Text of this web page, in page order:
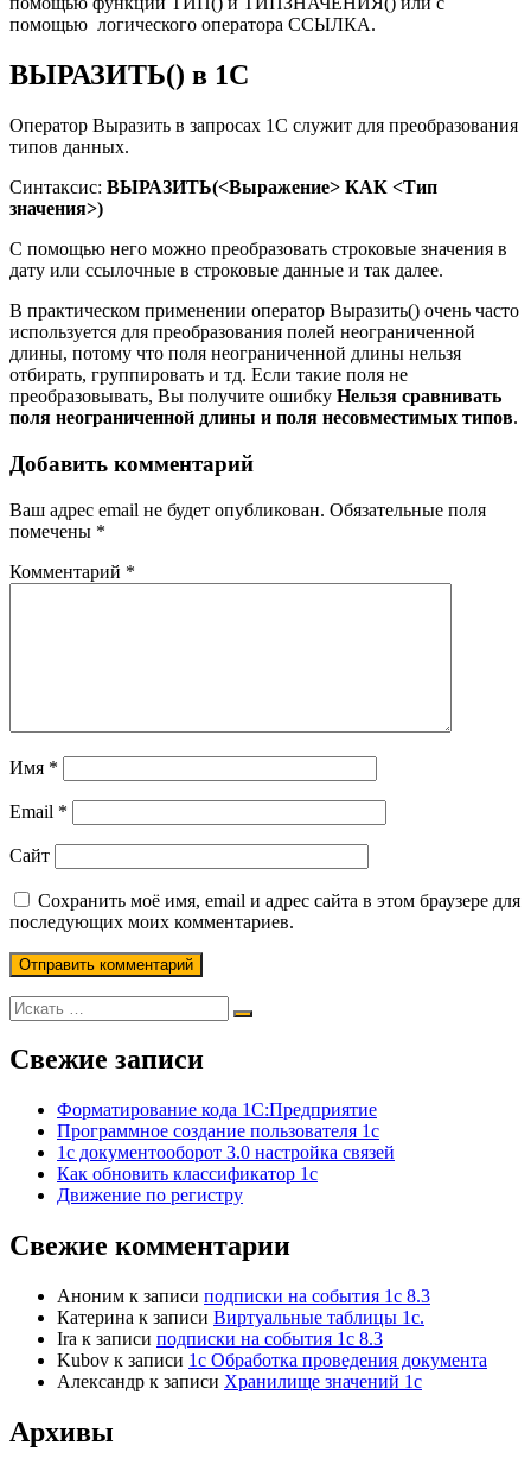
помощью логического оператора ССЫЛКА.
ВЫРАЗИТЬ() в 1С
Оператор Выразить в запросах 1С служит для преобразования
типов данных.
Синтаксис: ВЫРАЗИТЬ(<Выражение> КАК <Тип
значения>)
С помощью него можно преобразовать строковые значения в
дату или ссылочные в строковые данные и так далее.
В практическом применении оператор Выразить() очень часто
используется для преобразования полей неограниченной
длины, потому что поля неограниченной длины нельзя
отбирать, группировать и тд. Если такие поля не
преобразовывать, Вы получите ошибку Нельзя сравнивать
поля неограниченной длины и поля несовместимых типов.
Добавить комментарий
Ваш адрес email не будет опубликован. Обязательные поля
помечены *
Комментарий *
Имя *
Email *
Сайт
Сохранить моё имя, email и адрес сайта в этом браузере для
последующих моих комментариев.
Свежие записи
Форматирование кода 1С:Предприятие
Программное создание пользователя 1с
1с документооборот 3.0 настройка связей
Как обновить классификатор 1с
Движение по регистру
Свежие комментарии
Аноним к записи подписки на события 1с 8.3
Катерина к записи Виртуальные таблицы 1с.
Ira к записи подписки на события 1с 8.3
Kubov к записи 1с Обработка проведения документа
Александр к записи Хранилище значений 1с
Архивы